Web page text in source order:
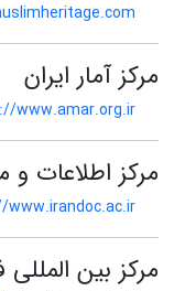
مرکز آمار ایران
www.amar.org.ir
مرکز اطلاعات و
مرکز بین